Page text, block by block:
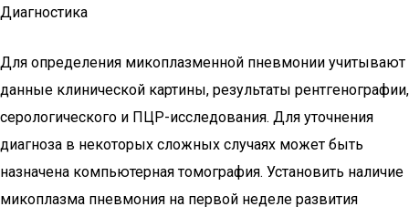
Диагностика
Для определения микоплазменной пневмонии учитывают
данные клинической картины, результаты рентгенографии,
серологического и ПЦР-исследования. Для уточнения
диагноза в некоторых сложных случаях может быть
назначена компьютерная томография. Установить наличие
микоплазма пневмония на первой неделе развития